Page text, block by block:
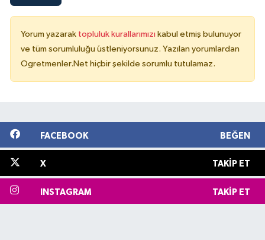
Yorum yazarak topluluk kurallarımızı kabul etmiş bulunuyor
ve tüm sorumluluğu üstleniyorsunuz. Yazılan yorumlardan
Ogretmenler.Net hiçbir şekilde sorumlu tutulamaz.
FACEBOOK BEĞEN
X TAKIP ET
INSTAGRAM TAKIP ET